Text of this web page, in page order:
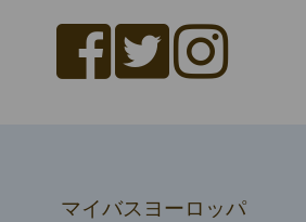
マイバスヨーロッパ